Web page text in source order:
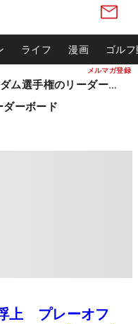
メルマガ登録
ライフ 漫画 ゴル
松山英樹ら出場 ウィンダム選手権のリーダーボード
ーボード
上 プレーオフ